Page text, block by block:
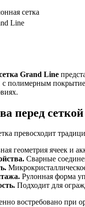
сетка
Line
Grand Line
с полимерным
перед
превосходит
геометрия ячеек и
Сварные
Рулонная форма
Подходит для
востребовано при